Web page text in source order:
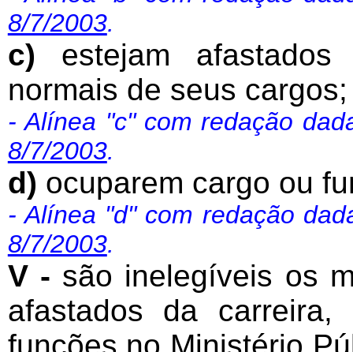
8/7/2003.
c) estejam
normais de seus
- Alínea "c" com redação
8/7/2003.
d) ocuparem cargo ou
- Alínea "d" com redação
8/7/2003.
V - são inelegíveis os
afastados da